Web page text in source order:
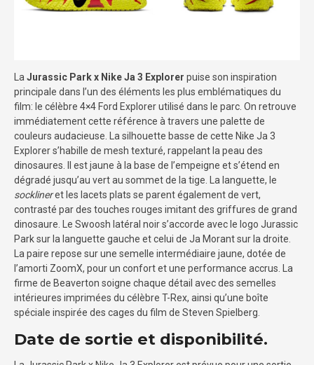
La Jurassic Park x Nike Ja 3 Explorer puise son inspiration
principale dans l’un des éléments les plus emblématiques du
film: le célèbre 4×4 Ford Explorer utilisé dans le parc. On retrouve
immédiatement cette référence à travers une palette de
couleurs audacieuse. La silhouette basse de cette Nike Ja 3
Explorer s’habille de mesh texturé, rappelant la peau des
dinosaures. Il est jaune à la base de l’empeigne et s’étend en
dégradé jusqu’au vert au sommet de la tige. La languette, le
socklineret les lacets plats se parent également de vert,
contrasté par des touches rouges imitant des griffures de grand
dinosaure. Le Swoosh latéral noir s’accorde avec le logo Jurassic
Park sur la languette gauche et celui de Ja Morant sur la droite.
La paire repose sur une semelle intermédiaire jaune, dotée de
l’amorti ZoomX, pour un confort et une performance accrus. La
firme de Beaverton soigne chaque détail avec des semelles
intérieures imprimées du célèbre T-Rex, ainsi qu’une boîte
spéciale inspirée des cages du film de Steven Spielberg.
Date de sortie et disponibilité.